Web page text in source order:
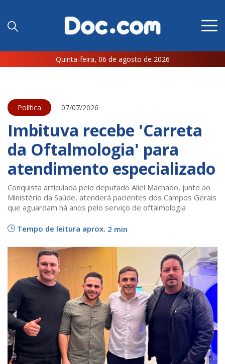
Quinta-feira, 06 de agosto de 2026
Política 07/07/2026
Imbituva recebe 'Carreta
da Oftalmologia' para
atendimento especializado
Conquista articulada pelo deputado Aliel Machado, junto ao
Ministério da Saúde, atenderá pacientes dos Campos Gerais
que aguardam há anos pelo serviço de oftalmologia
Tempo de leitura aprox. 2 min